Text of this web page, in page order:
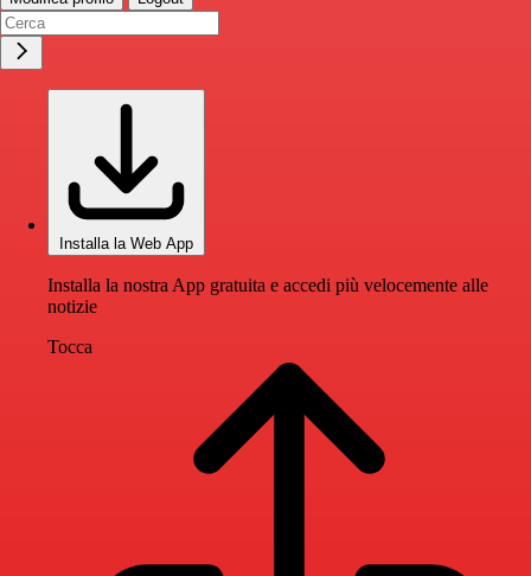
Installa la Web App
Installa la nostra App gratuita e accedi più velocemente alle
notizie
Tocca